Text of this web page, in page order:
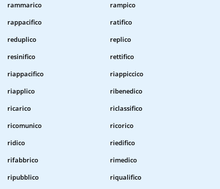
rammarico
rampico
rappacifico
ratifico
reduplico
replico
resinifico
rettifico
riappacifico
riappiccico
riapplico
ribenedico
ricarico
riclassifico
ricomunico
ricorico
ridico
riedifico
rifabbrico
rimedico
ripubblico
riqualifico